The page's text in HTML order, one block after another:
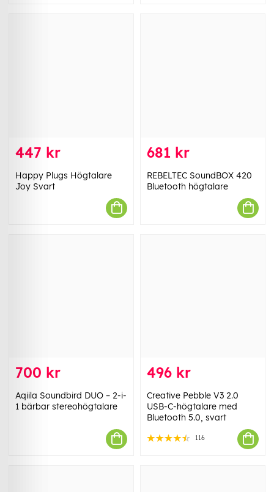
447 kr
Happy Plugs Högtalare
Joy Svart
681 kr
REBELTEC SoundBOX 420
Bluetooth högtalare
700 kr
Aqiila Soundbird DUO – 2-i-
1 bärbar stereohögtalare
496 kr
Creative Pebble V3 2.0
USB-C-högtalare med
Bluetooth 5.0, svart
116